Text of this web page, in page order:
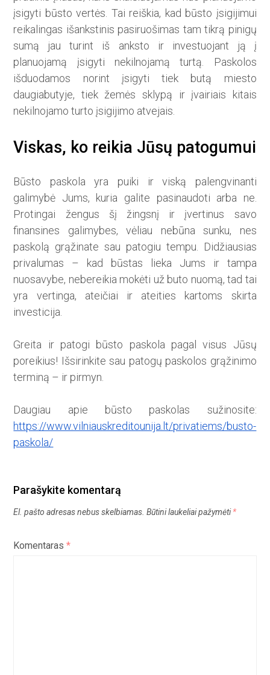
įsigyti būsto vertės. Tai reiškia, kad būsto įsigijimui
reikalingas išankstinis pasiruošimas tam tikrą pinigų
sumą jau turint iš anksto ir investuojant ją į
planuojamą įsigyti nekilnojamą turtą. Paskolos
išduodamos norint įsigyti tiek butą miesto
daugiabutyje, tiek žemės sklypą ir įvairiais kitais
nekilnojamo turto įsigijimo atvejais.
Viskas, ko reikia Jūsų patogumui
Būsto paskola yra puiki ir viską palengvinanti
galimybė Jums, kuria galite pasinaudoti arba ne.
Protingai žengus šį žingsnį ir įvertinus savo
finansines galimybes, vėliau nebūna sunku, nes
paskolą grąžinate sau patogiu tempu. Didžiausias
privalumas – kad būstas lieka Jums ir tampa
nuosavybe, nebereikia mokėti už buto nuomą, tad tai
yra vertinga, ateičiai ir ateities kartoms skirta
investicija.
Greita ir patogi būsto paskola pagal visus Jūsų
poreikius! Išsirinkite sau patogų paskolos grąžinimo
terminą – ir pirmyn.
Daugiau apie būsto paskolas sužinosite:
https://www.vilniauskreditounija.lt/privatiems/busto-
paskola/
Parašykite komentarą
El. pašto adresas nebus skelbiamas. Būtini laukeliai pažymėti*
Komentaras*